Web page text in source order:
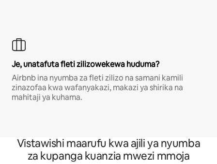
Je, unatafuta fleti zilizowekewa huduma?
Airbnb ina nyumba za fleti zilizo na samani kamili
zinazofaa kwa wafanyakazi, makazi ya shirika na
mahitaji ya kuhama.
Vistawishi maarufu kwa ajili ya nyumba
za kupanga kuanzia mwezi mmoja